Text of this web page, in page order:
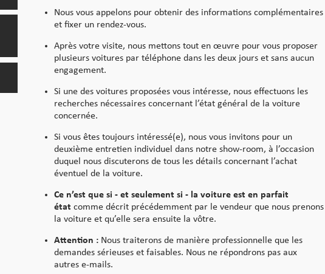
Nous vous appelons pour obtenir des informations complémentaires
et fixer un rendez-vous.
Après votre visite, nous mettons tout en œuvre pour vous proposer
plusieurs voitures par téléphone dans les deux jours et sans aucun
engagement.
Si une des voitures proposées vous intéresse, nous effectuons les
recherches nécessaires concernant l’état général de la voiture
concernée.
Si vous êtes toujours intéressé(e), nous vous invitons pour un
deuxième entretien individuel dans notre show-room, à l’occasion
duquel nous discuterons de tous les détails concernant l’achat
éventuel de la voiture.
Ce n’est que si - et seulement si - la voiture est en parfait
état comme décrit précédemment par le vendeur que nous prenons
la voiture et qu’elle sera ensuite la vôtre.
Attention : Nous traiterons de manière professionnelle que les
demandes sérieuses et faisables. Nous ne répondrons pas aux
autres e-mails.